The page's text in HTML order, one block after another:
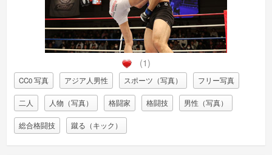
(1)
CC0 写真 アジア人男性 スポーツ（写真） フリー写真
二人 人物（写真） 格闘家 格闘技 男性（写真）
総合格闘技 蹴る（キック）